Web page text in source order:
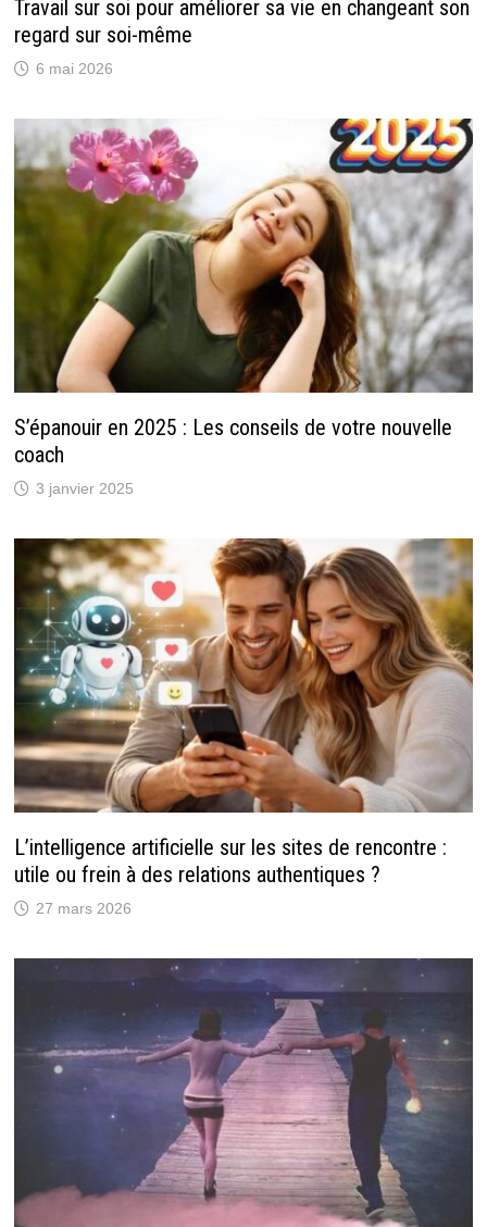
Travail sur soi pour améliorer sa vie en changeant son
regard sur soi-même
6 mai 2026
S’épanouir en 2025 : Les conseils de votre nouvelle
coach
3 janvier 2025
L’intelligence artificielle sur les sites de rencontre :
utile ou frein à des relations authentiques ?
27 mars 2026